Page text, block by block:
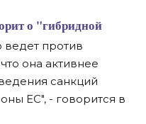
ведет против
она активнее
санкций
ЕС", - говорится в